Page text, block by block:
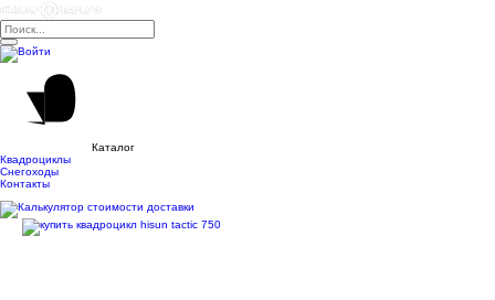
Каталог
Квадроциклы
Снегоходы
Контакты